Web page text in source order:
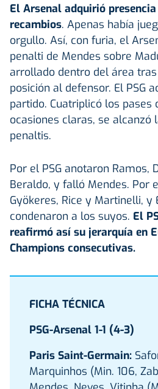
El Arsenal adquirió
recambios. Apenas había
orgullo. Así, con furia, el
penalti de Mendes sobre
arrollado dentro del área
posición al defensor. El PSG
partido. Cuatriplicó los pases
ocasiones claras, se alcanzó
penaltis.
Por el PSG anotaron Ramos,
Beraldo, y falló Mendes. Por
Gyökeres, Rice y Martinelli, y
condenaron a los suyos. El
reafirmó así su jerarquía en
Champions consecutivas.
FICHA TÉCNICA
PSG-Arsenal 1-1 (4-3)
Paris Saint-Germain:
Marquinhos (Min. 106,